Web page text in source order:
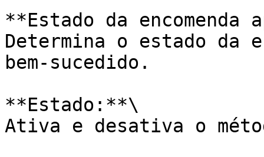
**Estado da encomenda
Determina o estado da
bem-sucedido.
**Estado:**\
Ativa e desativa o